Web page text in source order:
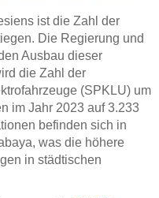
ist die Zahl der
Die Regierung und
Ausbau dieser
die Zahl der
(SPKLU) um
im Jahr 2023 auf 3.233
befinden sich in
was die höhere
in städtischen